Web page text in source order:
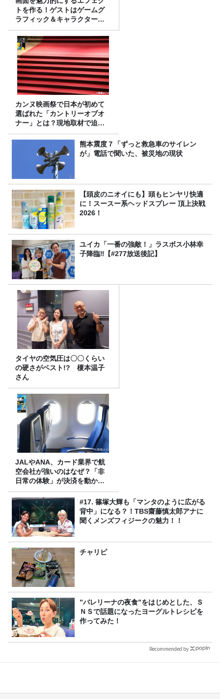
トを作る！ゲストはゲームグ
ラフィック＆キャラクター専
攻の遠藤里桜さん！
カンヌ映画祭で日本が初めて
選ばれた「カントリーオブオ
ナー」とは？現地取材で迫る
選出の意味
熊本震度７「ずっと救急車のサイレン
が」電話で聞いた、被災地の現状
【頭皮のニオイにも】頭もヒンヤリ快適
に！スースー系ヘッドスプレー 頂上決戦
2026！
ユイカ「一番の強敵！」ラスボス小林幸
子降臨‼【#277放送後記】
タイヤの空気圧は〇〇くらい
の硬さがベスト!? 榎本温子
さん
JALやANA、カード業界で航
空会社が強いのはなぜ？「非
日常の体験」が決済を動かす
理由
#17. 篠塚大輝も「マンタのように広がる
背中」になる？！TBS齋藤慎太郎アナに
聞くメンズフィジークの魅力！！
チャリピ
”バレリーナの夜食”をはじめとした、Ｓ
ＮＳで話題になったヨーグルトレシピを
作ってみた！
Recommended by